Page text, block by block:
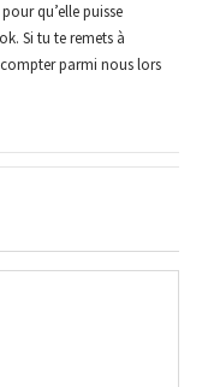
qu’elle puisse
Si tu te remets à
parmi nous lors